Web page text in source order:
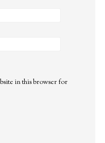
in this browser for